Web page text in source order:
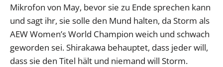
Mikrofon von May, bevor sie zu Ende sprechen kann
und sagt ihr, sie solle den Mund halten, da Storm als
AEW Women’s World Champion weich und schwach
geworden sei. Shirakawa behauptet, dass jeder will,
dass sie den Titel hält und niemand will Storm.